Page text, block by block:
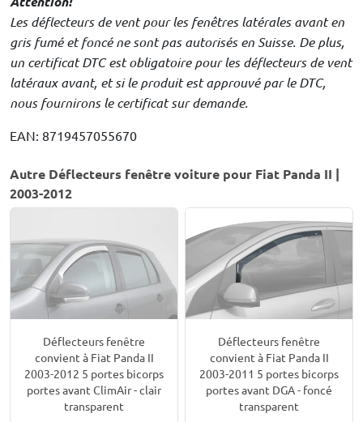
Les déflecteurs de vent pour les fenêtres latérales avant en
gris fumé et foncé ne sont pas autorisés en Suisse. De plus,
un certificat DTC est obligatoire pour les déflecteurs de vent
latéraux avant, et si le produit est approuvé par le DTC,
nous fournirons le certificat sur demande.
EAN: 8719457055670
Autre Déflecteurs fenêtre voiture pour Fiat Panda II |
2003-2012
Déflecteurs fenêtre
convient à Fiat Panda II
2003-2012 5 portes bicorps
portes avant ClimAir - clair
transparent
Déflecteurs fenêtre
convient à Fiat Panda II
2003-2011 5 portes bicorps
portes avant DGA - foncé
transparent